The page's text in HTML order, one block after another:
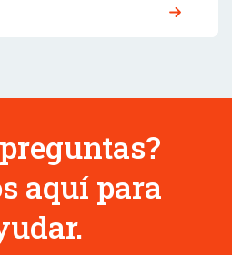
aquí para